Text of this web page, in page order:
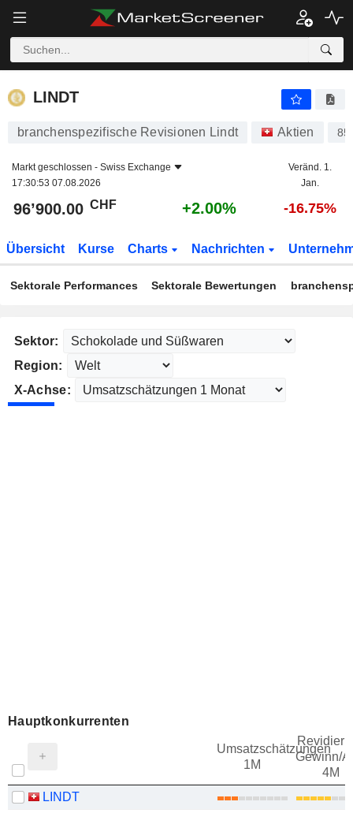
LINDT
LINDT
branchenspezifische Revisionen Lindt Aktien
Markt geschlossen - Swiss Exchange
17:30:53 07.08.2026
Veränd. 1.
Jan.
96’900.00 CHF +2.00% -16.75%
Übersicht Kurse Charts Nachrichten
Sektorale Performances Sektorale Bewertungen
Sektor:
Region:
X-Achse:
Hauptkonkurrenten
Umsatzschätzungen
1M
Gewinn/
4M
LINDT